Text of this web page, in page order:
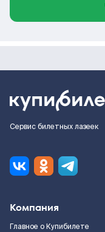
Сервис билетных лазеек
Компания
Главное о Купибилете